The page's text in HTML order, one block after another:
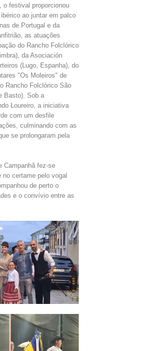
ASSEMBLEIA
o festival proporcionou
ao juntar em palco
de Portugal e da
as atuações
do Rancho Folclórico
da Asociación
(Lugo, Espanha), do
"Os Moleiros" de
Rancho Folclórico São
Basto). Sob a
Loureiro, a iniciativa
com um desfile
culminando com as
se prolongaram pela
Campanhã fez-se
certame pelo vogal
de perto o
e o convívio entre as